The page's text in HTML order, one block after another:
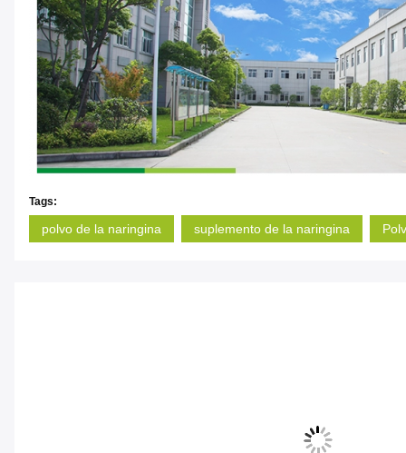
Tags:
polvo de la naringina suplemento de la naringina